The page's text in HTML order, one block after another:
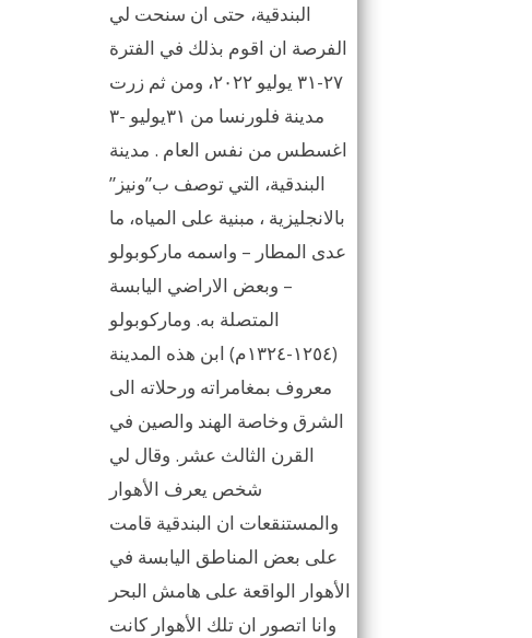
البندقية، حتى ان سنحت لي
الفرصة ان اقوم بذلك في الفترة
٢٧-٣١ يوليو ٢٠٢٢، ومن ثم زرت
مدينة فلورنسا من ٣١يوليو -٣
اغسطس من نفس العام . مدينة
البندقية، التي توصف ب”ونيز”
بالانجليزية ، مبنية على المياه، ما
عدى المطار – واسمه ماركوبولو
– وبعض الاراضي اليابسة
المتصلة به. وماركوبولو
(١٢٥٤-١٣٢٤م) ابن هذه المدينة
معروف بمغامراته ورحلاته الى
الشرق وخاصة الهند والصين في
القرن الثالث عشر. وقال لي
شخص يعرف الأهوار
والمستنقعات ان البندقية قامت
على بعض المناطق اليابسة في
الأهوار الواقعة على هامش البحر
وانا اتصور ان تلك الأهوار كانت